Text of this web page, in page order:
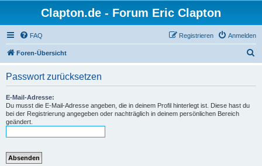
Clapton.de - Forum Eric Clapton
FAQ Anmelden
Registrieren
Foren-Übersicht
Passwort zurücksetzen
E-Mail-Adresse:
Du musst die E-Mail-Adresse angeben, die in deinem Profil hinterlegt ist. Diese hast du
bei der Registrierung angegeben oder nachträglich in deinem persönlichen Bereich
geändert.